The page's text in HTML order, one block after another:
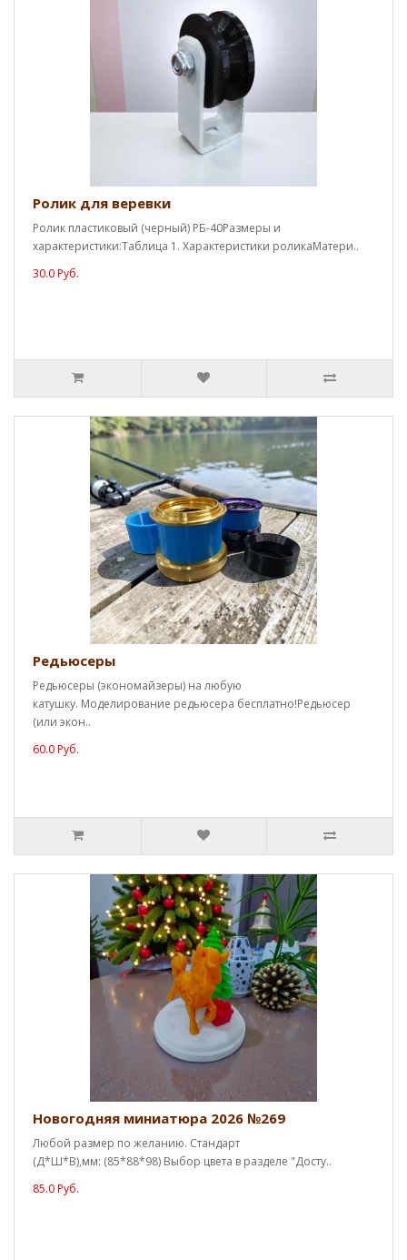
Ролик для веревки
Ролик пластиковый (черный) РБ-40Размеры и
характеристики:Таблица 1. Характеристики роликаМатери..
30.0 Руб.
Редьюсеры
Редьюсеры (экономайзеры) на любую
катушку. Моделирование редьюсера бесплатно!Редьюсер
(или экон..
60.0 Руб.
Новогодняя миниатюра 2026 №269
Любой размер по желанию. Стандарт
(Д*Ш*В),мм: (85*88*98) Выбор цвета в разделе "Досту..
85.0 Руб.